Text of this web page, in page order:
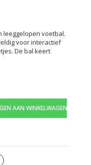
leeggelopen voetbal.
voor interactief
De bal keert
AAN WINKELWAGEN